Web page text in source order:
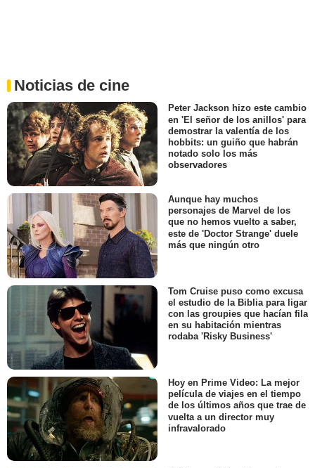
Noticias de cine
Peter Jackson hizo este cambio
en 'El señor de los anillos' para
demostrar la valentía de los
hobbits: un guiño que habrán
notado solo los más
observadores
Aunque hay muchos
personajes de Marvel de los
que no hemos vuelto a saber,
este de 'Doctor Strange' duele
más que ningún otro
Tom Cruise puso como excusa
el estudio de la Biblia para ligar
con las groupies que hacían fila
en su habitación mientras
rodaba 'Risky Business'
Hoy en Prime Video: La mejor
película de viajes en el tiempo
de los últimos años que trae de
vuelta a un director muy
infravalorado